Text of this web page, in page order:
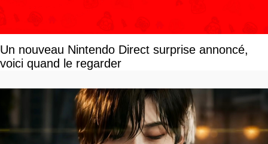
Un nouveau Nintendo Direct surprise annoncé,
voici quand le regarder